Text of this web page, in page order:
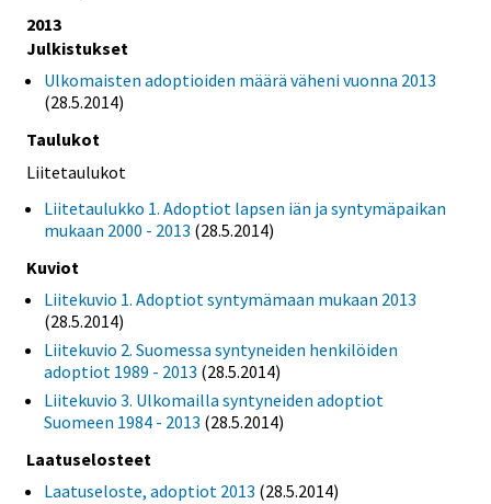
2013
Julkistukset
Ulkomaisten adoptioiden määrä väheni vuonna 2013
(28.5.2014)
Taulukot
Liitetaulukot
Liitetaulukko 1. Adoptiot lapsen iän ja syntymäpaikan
mukaan 2000 - 2013 (28.5.2014)
Kuviot
Liitekuvio 1. Adoptiot syntymämaan mukaan 2013
(28.5.2014)
Liitekuvio 2. Suomessa syntyneiden henkilöiden
adoptiot 1989 - 2013 (28.5.2014)
Liitekuvio 3. Ulkomailla syntyneiden adoptiot
Suomeen 1984 - 2013 (28.5.2014)
Laatuselosteet
Laatuseloste, adoptiot 2013 (28.5.2014)